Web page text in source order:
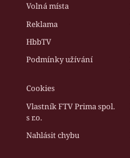
Volná místa
Reklama
HbbTV
Podmínky užívání
Cookies
Vlastník FTV Prima spol.
s r.o.
Nahlásit chybu